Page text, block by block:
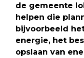
de gemeente
helpen die
bijvoorbeeld
energie, het
opslaan van